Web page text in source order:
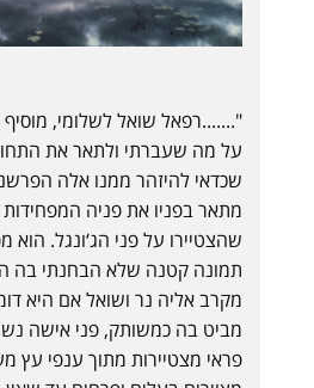
".......רפאל שואל לשלומי,
על מה שעברתי ולתאר את
שכדאי להיזהר ממנו אלה
מתאר בפניו את פניה
שהצטיירו על פני הג‘ונגל.
תמונה קטנה שלא הבחנתי בה
מקרב אליה נר ושואל אם היא
מביט בה כמשותק, פני אישה
פראי מצטיירות מתוך ענפי עץ